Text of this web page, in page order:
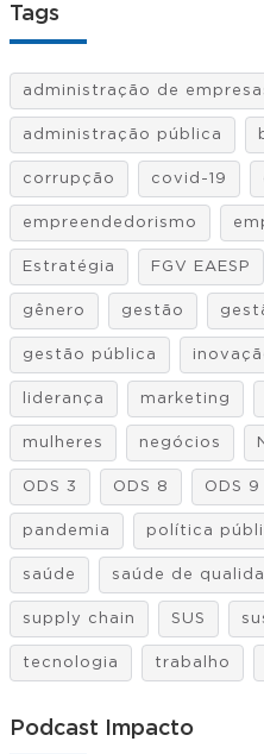
Tags
administração de
administração pública
corrupção covid-19
empreendedorismo
Estratégia FGV EAESP
gênero gestão
gestão pública
liderança marketing
mulheres negócios
ODS 3 ODS 8 ODS 9
pandemia política
saúde saúde de
supply chain SUS
tecnologia trabalho
Podcast Impacto